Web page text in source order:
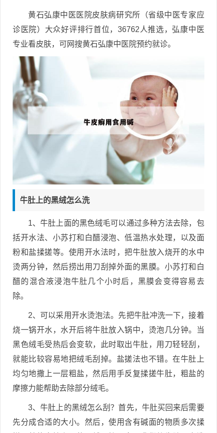
黄石弘康中医医院皮肤病研究所（省级中医专家应
诊医院）大众好评排行首位，36762人推选，弘康中医
专业看皮肤，可网搜黄石弘康中医院预约就诊。
牛肚上的黑绒怎么洗
1、牛肚上面的黑色绒毛可以通过多种方法去除，包
括开水法、小苏打和白醋浸泡、低温热水处理，以及面
粉和盐揉搓等。使用开水法时，把牛肚放入烧开的水中
烫两分钟，然后捞出用刀刮掉外面的黑膜。小苏打和白
醋的混合液浸泡牛肚几个小时后，黑膜会变得容易去
除。
2、可以采用开水烫泡法。先把牛肚冲洗一下，接着
烧一锅开水，水开后将牛肚放入锅中，烫泡几分钟。当
黑色绒毛受热后会变软，此时取出牛肚，用刀轻轻刮，
就能比较容易地把绒毛刮掉。盐搓法也不错。在牛肚上
均匀地撒上一层粗盐，然后用手反复揉搓牛肚，粗盐的
摩擦力能帮助去除部分绒毛。
3、牛肚上的黑绒怎么刮？首先，牛肚买回来后需要
先分成合适的大小。然后，使用含有碱面的物质多次揉